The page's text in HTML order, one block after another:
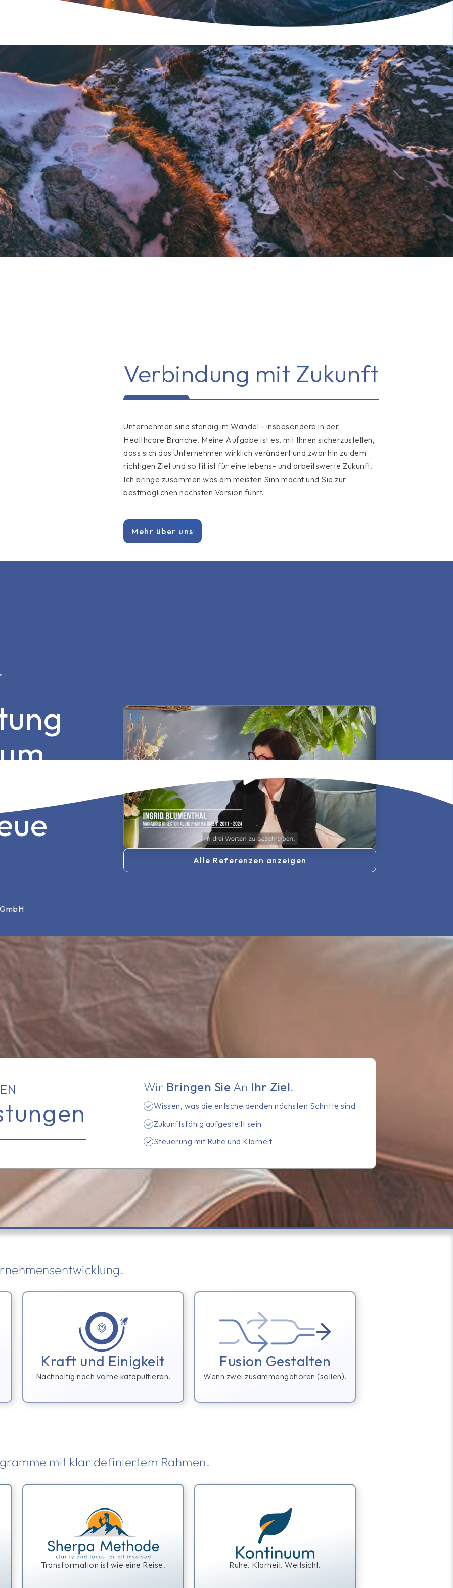
mit Ziel
Verbindung mit Zukunft
Unternehmen sind ständig im Wandel - insbesondere in der
Healthcare Branche. Meine Aufgabe ist es, mit Ihnen sicherzustellen,
dass sich das Unternehmen wirklich verändert und zwar hin zu dem
richtigen Ziel und so fit ist für eine lebens- und arbeitswerte Zukunft.
Ich bringe zusammen was am meisten Sinn macht und Sie zur
bestmöglichen nächsten Version führt.
Mehr über uns
Alle Referenzen anzeigen
Wir Bringen Sie An Ihr Ziel.
Wissen, was die entscheidenden nächsten Schritte sind
Zukunftsfähig aufgestellt sein
Steuerung mit Ruhe und Klarheit​
Kraft und Einigkeit
Nachhaltig nach vorne katapultieren.
Fusion Gestalten
Wenn zweizusammengehören (sollen).
mit klar definiertem Rahmen.
Transformation ist wie eine Reise. Ruhe. Klarheit. Weitsicht.